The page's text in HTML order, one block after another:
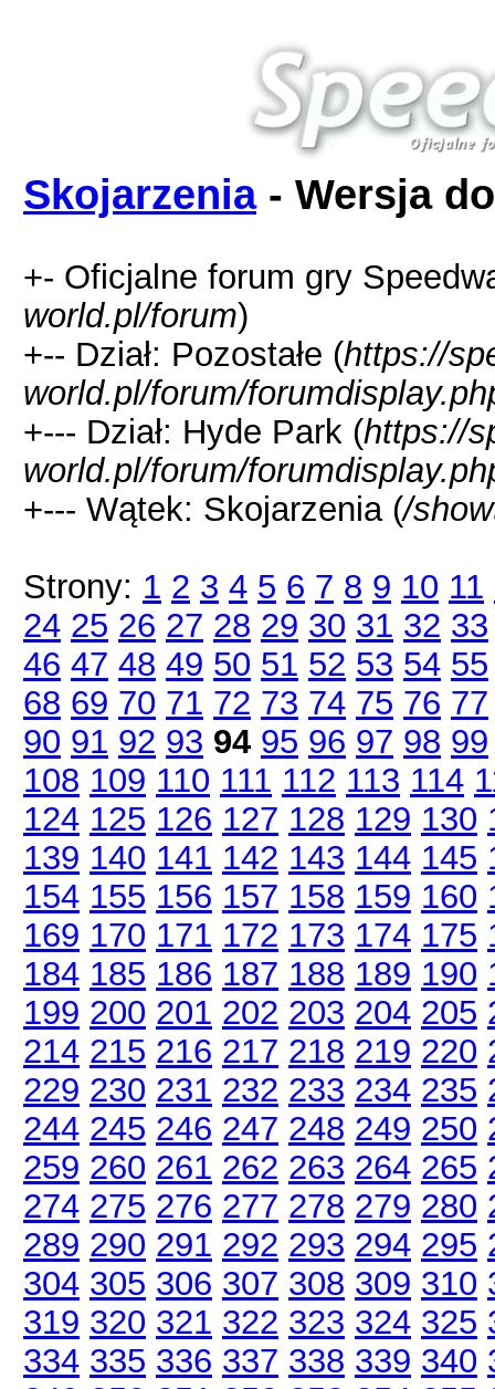
Skojarzenia- Wersja
+- Oficjalne forum gry
world.pl/forum)
+-- Dział: Pozostałe (https://
world.pl/forum/
+--- Dział: Hyde Park (https://
world.pl/forum/
+--- Wątek: Skojarzenia (/
Strony: 1 2 3 4 5 6 7 8 9 10 11
24 25 26 27 28 29 30 31 32 33
46 47 48 49 50 51 52 53 54 55
68 69 70 71 72 73 74 75 76 77
90 91 92 93 94 95 96 97 98 99
108 109 110 111 112 113 114
124 125 126 127 128 129 130
139 140 141 142 143 144 145
154 155 156 157 158 159 160
169 170 171 172 173 174 175
184 185 186 187 188 189 190
199 200 201 202 203 204 205
214 215 216 217 218 219 220
229 230 231 232 233 234 235
244 245 246 247 248 249 250
259 260 261 262 263 264 265
274 275 276 277 278 279 280
289 290 291 292 293 294 295
304 305 306 307 308 309 310
319 320 321 322 323 324 325
334 335 336 337 338 339 340